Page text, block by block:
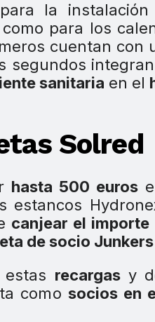
para la
para los
cuentan con
segundos
sanitaria en el
Solred
hasta 500 euros
estancos
canjear el importe
de socio
recargas y
como socios en